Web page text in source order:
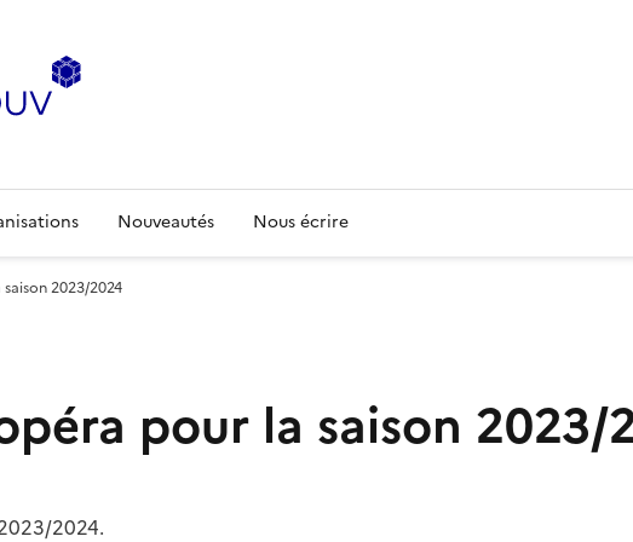
Nouveautés Nous écrire
2023/2024
pour la saison 2023/
2024.